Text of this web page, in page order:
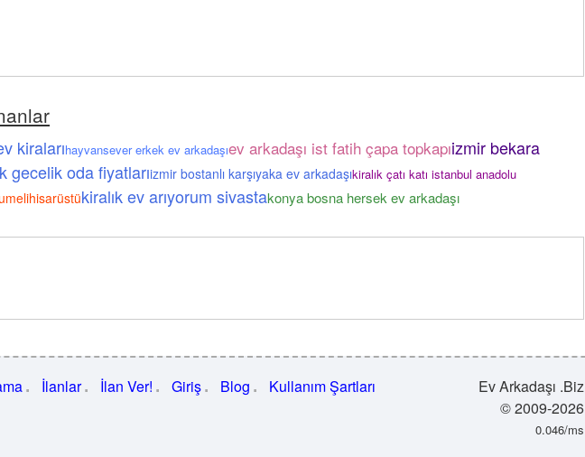
kiralarıhayvansever erkek ev arkadaşıev arkadaşı ist fatih çapa topkapıizmir bekara
gecelik oda fiyatlarıizmir bostanlı karşıyaka ev arkadaşıkiralık çatı katı istanbul anadolu
kiralık ev arıyorum sivastakonya bosna hersek ev arkadaşı
İlanlar İlan Ver! Giriş Blog Kullanım Şartları
Ev Arkadaşı .Biz
© 2009-2026
0.046/ms